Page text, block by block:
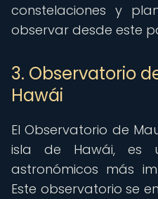
constelaciones y
observar desde este
3. Observatorio
Hawái
El Observatorio de
isla de Hawái, es
astronómicos más
Este observatorio se